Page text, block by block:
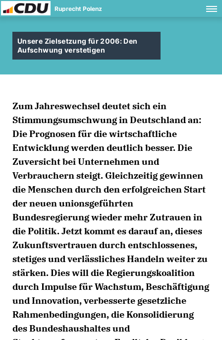
Ruprecht Polenz
Unsere Zielsetzung für 2006: Den
Aufschwung verstetigen
Zum Jahreswechsel deutet sich ein
Stimmungsumschwung in Deutschland an:
Die Prognosen für die wirtschaftliche
Entwicklung werden deutlich besser. Die
Zuversicht bei Unternehmen und
Verbrauchern steigt. Gleichzeitig gewinnen
die Menschen durch den erfolgreichen Start
der neuen unionsgeführten
Bundesregierung wieder mehr Zutrauen in
die Politik. Jetzt kommt es darauf an, dieses
Zukunftsvertrauen durch entschlossenes,
stetiges und verlässliches Handeln weiter zu
stärken. Dies will die Regierungskoalition
durch Impulse für Wachstum, Beschäftigung
und Innovation, verbesserte gesetzliche
Rahmenbedingungen, die Konsolidierung
des Bundeshaushaltes und